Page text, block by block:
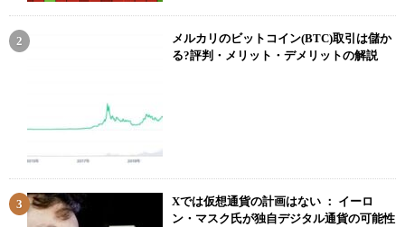
メルカリのビットコイン(BTC)取引は儲か
る?評判・メリット・デメリットの解説
Xでは仮想通貨の計画はない ： イーロ
ン・マスク氏が独自デジタル通貨の可能性